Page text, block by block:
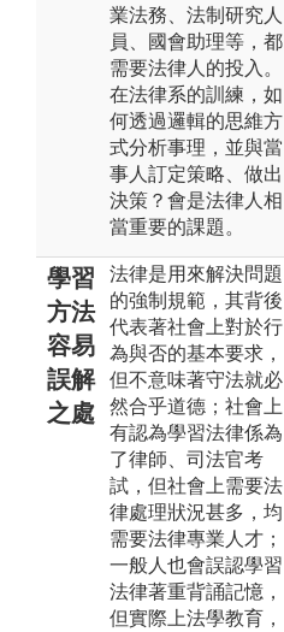
業法務、法制研究人
員、國會助理等，都
需要法律人的投入。
在法律系的訓練，如
何透過邏輯的思維方
式分析事理，並與當
事人訂定策略、做出
決策？會是法律人相
當重要的課題。
學習
方法
容易
誤解
之處
法律是用來解決問題
的強制規範，其背後
代表著社會上對於行
為與否的基本要求，
但不意味著守法就必
然合乎道德；社會上
有認為學習法律係為
了律師、司法官考
試，但社會上需要法
律處理狀況甚多，均
需要法律專業人才；
一般人也會誤認學習
法律著重背誦記憶，
但實際上法學教育，